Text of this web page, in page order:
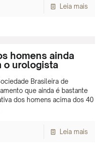
Leia mais
homens ainda
o urologista
Brasileira de
que ainda é bastante
dos homens acima dos 40
Leia mais